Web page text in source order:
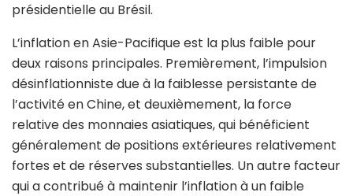
présidentielle au Brésil.
L’inflation en Asie-Pacifique est la plus faible pour
deux raisons principales. Premièrement, l’impulsion
désinflationniste due à la faiblesse persistante de
l’activité en Chine, et deuxièmement, la force
relative des monnaies asiatiques, qui bénéficient
généralement de positions extérieures relativement
fortes et de réserves substantielles. Un autre facteur
qui a contribué à maintenir l’inflation à un faible